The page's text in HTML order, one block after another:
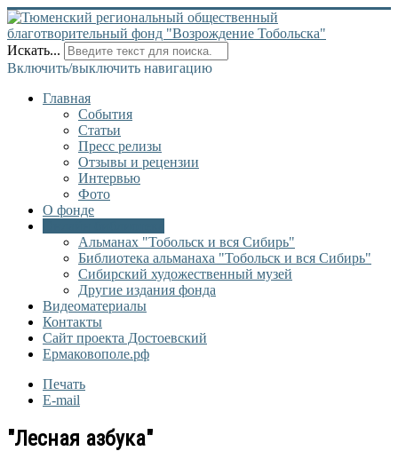
Искать...
Включить/выключить навигацию
Главная
События
Статьи
Пресс релизы
Отзывы и рецензии
Интервью
Фото
О фонде
Альманах "Тобольск и вся Сибирь"
Библиотека альманаха "Тобольск и вся Сибирь"
Сибирский художественный музей
Другие издания фонда
Видеоматериалы
Контакты
Сайт проекта Достоевский
Ермаковополе.рф
Печать
E-mail
"Лесная азбука"